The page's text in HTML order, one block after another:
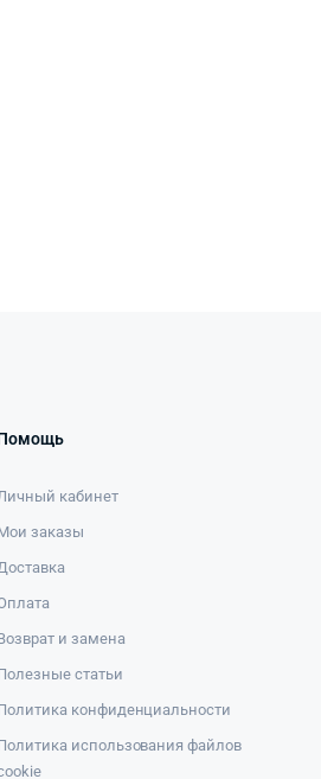
кабинет
заказы
и замена
статьи
конфиденциальности
использования файлов